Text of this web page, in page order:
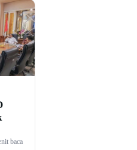
baca